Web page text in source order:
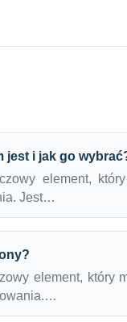
jest i jak go
element,
Jest…
element, który